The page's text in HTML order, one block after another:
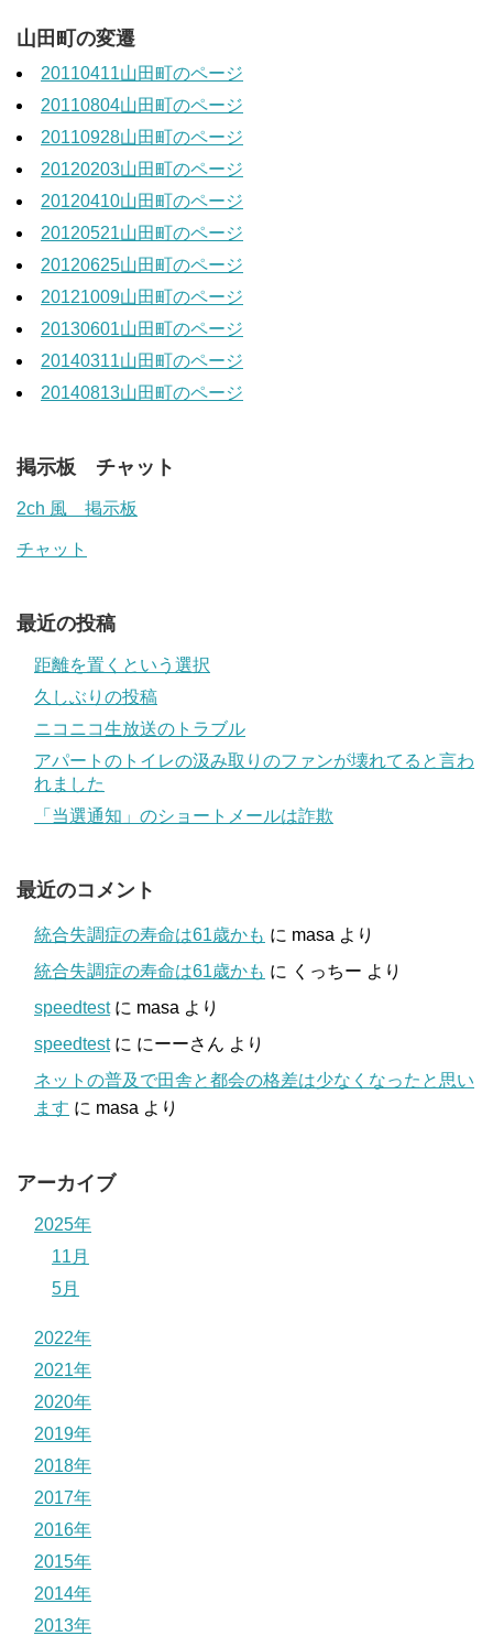
山田町の変遷
20110411山田町のページ
20110804山田町のページ
20110928山田町のページ
20120203山田町のページ
20120410山田町のページ
20120521山田町のページ
20120625山田町のページ
20121009山田町のページ
20130601山田町のページ
20140311山田町のページ
20140813山田町のページ
掲示板 チャット
2ch 風 掲示板
チャット
最近の投稿
距離を置くという選択
久しぶりの投稿
ニコニコ生放送のトラブル
アパートのトイレの汲み取りのファンが壊れてると言わ
れました
「当選通知」のショートメールは詐欺
最近のコメント
統合失調症の寿命は61歳かも に masa より
統合失調症の寿命は61歳かも に くっちー より
speedtestに masa より
speedtestに にーーさん より
ネットの普及で田舎と都会の格差は少なくなったと思い
ます に masa より
アーカイブ
2025年
11月
5月
2022年
2021年
2020年
2019年
2018年
2017年
2016年
2015年
2014年
2013年